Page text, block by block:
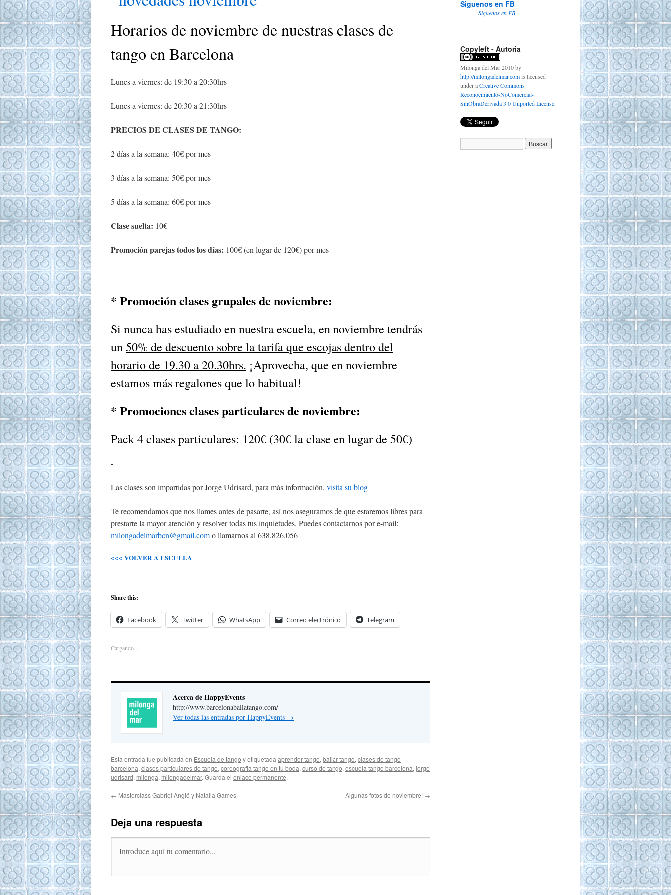
Horarios de noviembre de nuestras clases de
tango en Barcelona
Lunes a viernes: de 19:30 a 20:30hrs
Lunes a viernes: de 20:30 a 21:30hrs
PRECIOS DE CLASES DE TANGO:
2 días a la semana: 40€ por mes
3 días a la semana: 50€ por mes
5 días a la semana: 60€ por mes
Clase suelta: 10€
Promoción parejas todos los días: 100€ (en lugar de 120€) por mes
–
* Promoción clases grupales de noviembre:
Si nunca has estudiado en nuestra escuela, en noviembre tendrás
un50% de descuento sobre la tarifa que escojas dentro del
horario de 19.30 a 20.30hrs. ¡Aprovecha, que en noviembre
estamos más regalones que lo habitual!
* Promociones clases particulares de noviembre:
Pack 4 clases particulares: 120€ (30€ la clase en lugar de 50€)
-
Las clases son impartidas por Jorge Udrisard, para más información, visita su blog
Te recomendamos que nos llames antes de pasarte, así nos aseguramos de que estaremos libres para
prestarte la mayor atención y resolver todas tus inquietudes. Puedes contactarnos por e-mail:
milongadelmarbcn@gmail.como llamarnos al 638.826.056
<<< VOLVER A ESCUELA
Share this:
Facebook Twitter WhatsApp Correo electrónico Telegram
Cargando...
Acerca de HappyEvents
http://www.barcelonabailatango.com/
Ver todas las entradas por HappyEvents →
Esta entrada fue publicada en Escuela de tango y etiquetada aprender tango, bailar tango, clases de tango
barcelona, clases particulares de tango, coreografia tango en tu boda, curso de tango, escuela tango barcelona, jorge
udrisard, milonga, milongadelmar. Guarda el enlace permanente.
← Masterclass Gabriel Angió y Natalia Games Algunas fotos de noviembre! →
Deja una respuesta
Siguenos en FB
Siguenos en FB
Copyleft - Autoria
Milonga del Mar 2010by
http://milongadelmar.comis licensed
under aCreative Commons
Reconocimiento-NoComercial-
SinObraDerivada 3.0 Unported License.